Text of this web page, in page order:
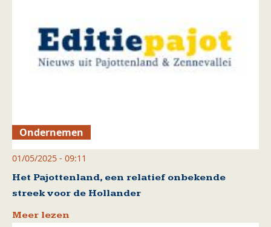
Ondernemen
01/05/2025 - 09:11
Het Pajottenland, een relatief onbekende
streek voor de Hollander
Meer lezen